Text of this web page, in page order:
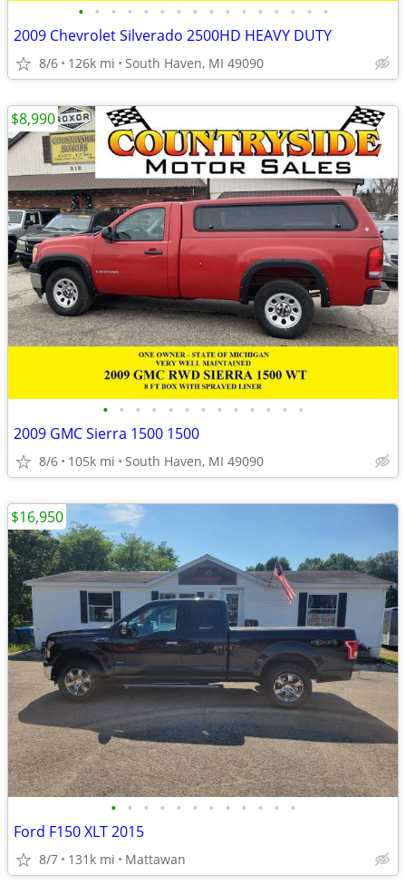
• • • • • • • • • • • • • • • •
2009 Chevrolet Silverado 2500HD HEAVY DUTY
8/6 126k mi South Haven, MI 49090
• • • • • • • • • • • • •
2009 GMC Sierra 1500 1500
8/6 105k mi South Haven, MI 49090
$8,990
• • • • • • • • • • • •
Ford F150 XLT 2015
8/7 131k mi Mattawan
$16,950